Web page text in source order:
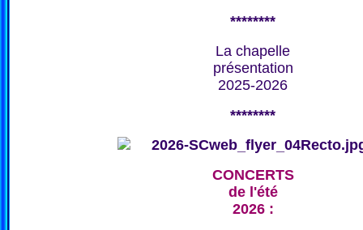
********
La chapelle
présentation
2025-2026
********
CONCERTS
de l'été
2026 :